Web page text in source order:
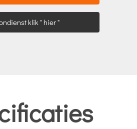
klik " hier "